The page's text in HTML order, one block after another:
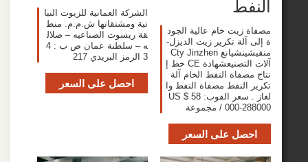
خام عالية الجود
تكرير زيت الديزل-
منقيشينشيانغ Cty Jinzhen
آلات التصنيعشهادة CE خط إ
النفط الخام آلة
مصفاة النفط وا
لغاز . سعر الفوب: US $ 58
على السعر
الشركة العمانية للزيوت النبا
تية ومشتقاتها ش.م.م. منط
قة ريسوت الصناعيه – صلال
ه – سلطنة عمان ص ب : 4
3 الرمز البريدي 217
احصل على السعر